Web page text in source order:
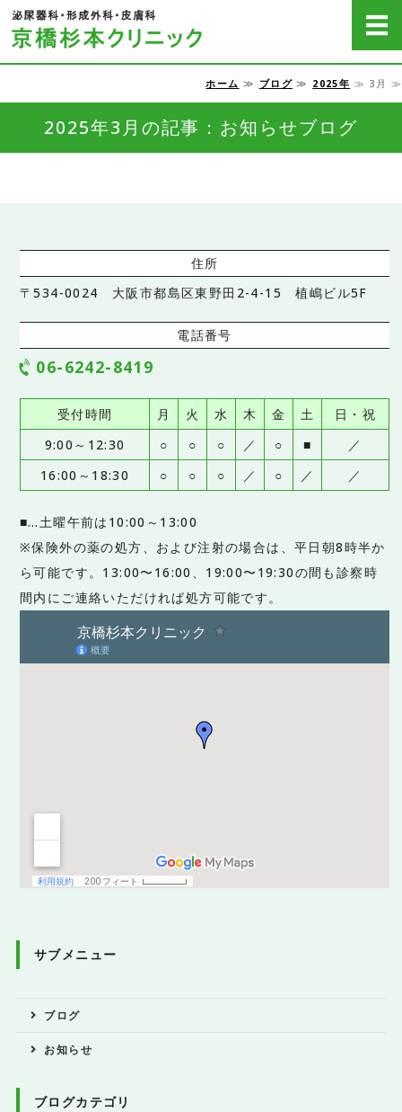
京橋杉本クリニ
病気の説明
ホーム ≫ ブログ≫ 2025年 ≫ 3月 ≫
2025年3月の記事：お知らせブログ
住所
〒534-0024 大阪市都島区東野田2-4-15 植嶋ビル5F
電話番号
06-6242-8419
受付時間 月 火 水 木 金 土
日・祝
9:00～12:30
○ ○ ○ ／ ○ ■
／
16:00～18:30
○ ○ ○ ／ ○ ／ ／
■…土曜午前は10:00～13:00
※保険外の薬の処方、および注射の場合は、平日朝8時半か
ら可能です。13:00〜16:00、19:00〜19:30の間も診察時
間内にご連絡いただければ処方可能です。
サブメニュー
ブログ
お知らせ
ブログカテゴリ